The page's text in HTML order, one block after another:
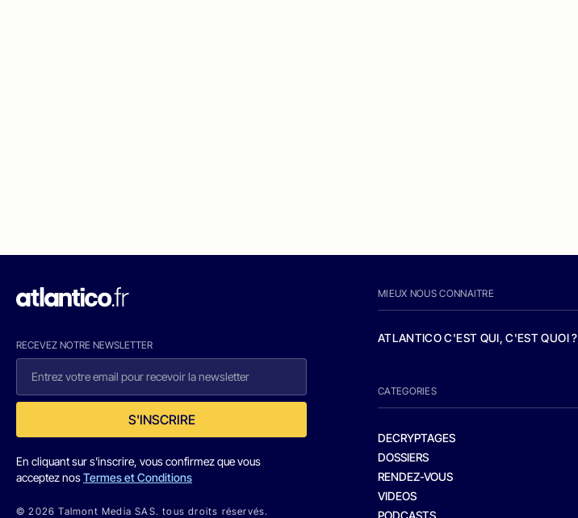
RECEVEZ NOTRE NEWSLETTER
S'INSCRIRE
En cliquant sur s'inscrire, vous confirmez que vous
acceptez nosTermes et Conditions
© 2026 Talmont Media SAS. tous droits réservés.
MIEUX NOUS CONNAITRE
ATLANTICO C'EST QUI, C'EST QUOI ?
CATEGORIES
DECRYPTAGES
DOSSIERS
RENDEZ-VOUS
VIDEOS
PODCASTS